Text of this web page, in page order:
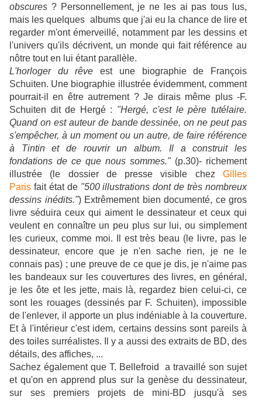
obscures ? Personnellement, je ne les ai pas tous lus,
mais les quelques albums que j'ai eu la chance de lire et
regarder m'ont émerveillé, notamment par les dessins et
l'univers qu'ils décrivent, un monde qui fait référence au
nôtre tout en lui étant parallèle.
L'horloger du rêve est une biographie de François
Schuiten. Une biographie illustrée évidemment, comment
pourrait-il en être autrement ? Je dirais même plus -F.
Schuiten dit de Hergé : "Hergé, c'est le père tutélaire.
Quand on est auteur de bande dessinée, on ne peut pas
s'empêcher, à un moment ou un autre, de faire référence
à Tintin et de rouvrir un album. Il a construit les
fondations de ce que nous sommes."(p.30)- richement
illustrée (le dossier de presse visible chez Gilles
Paris fait état de "500 illustrations dont de très nombreux
dessins inédits.") Extrêmement bien documenté, ce gros
livre séduira ceux qui aiment le dessinateur et ceux qui
veulent en connaître un peu plus sur lui, ou simplement
les curieux, comme moi. Il est très beau (le livre, pas le
dessinateur, encore que je n'en sache rien, je ne le
connais pas) ; une preuve de ce que je dis, je n'aime pas
les bandeaux sur les couvertures des livres, en général,
je les ôte et les jette, mais là, regardez bien celui-ci, ce
sont les rouages (dessinés par F. Schuiten), impossible
de l'enlever, il apporte un plus indéniable à la couverture.
Et à l'intérieur c'est idem, certains dessins sont pareils à
des toiles surréalistes. Il y a aussi des extraits de BD, des
détails, des affiches, ...
Sachez également que T. Bellefroid a travaillé son sujet
et qu'on en apprend plus sur la genèse du dessinateur,
sur ses premiers projets de mini-BD jusqu'à ses